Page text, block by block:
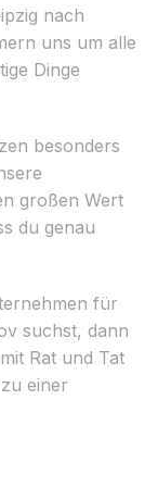
nach
uns um alle
Dinge
besonders
großen Wert
du genau
für
suchst, dann
Rat und Tat
einer